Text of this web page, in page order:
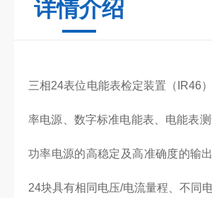
详情介绍
三相24表位电能表检定装置（IR46
率电源、数字标准电能表、电能表
功率电源的高稳定及高准确度的输
24块具有相同电压/电流量程、不同